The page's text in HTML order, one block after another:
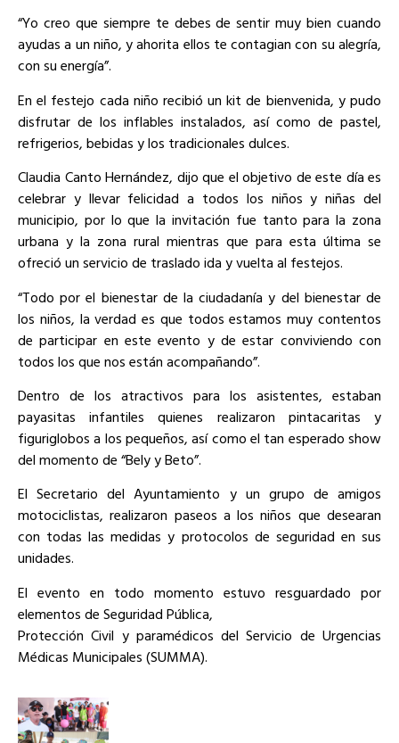
“Yo creo que siempre te debes de sentir muy bien cuando
ayudas a un niño, y ahorita ellos te contagian con su alegría,
con su energía”.
En el festejo cada niño recibió un kit de bienvenida, y pudo
disfrutar de los inflables instalados, así como de pastel,
refrigerios, bebidas y los tradicionales dulces.
Claudia Canto Hernández, dijo que el objetivo de este día es
celebrar y llevar felicidad a todos los niños y niñas del
municipio, por lo que la invitación fue tanto para la zona
urbana y la zona rural mientras que para esta última se
ofreció un servicio de traslado ida y vuelta al festejos.
“Todo por el bienestar de la ciudadanía y del bienestar de
los niños, la verdad es que todos estamos muy contentos
de participar en este evento y de estar conviviendo con
todos los que nos están acompañando”.
Dentro de los atractivos para los asistentes, estaban
payasitas infantiles quienes realizaron pintacaritas y
figuriglobos a los pequeños, así como el tan esperado show
del momento de “Bely y Beto”.
El Secretario del Ayuntamiento y un grupo de amigos
motociclistas, realizaron paseos a los niños que desearan
con todas las medidas y protocolos de seguridad en sus
unidades.
El evento en todo momento estuvo resguardado por
elementos de Seguridad Pública,
Protección Civil y paramédicos del Servicio de Urgencias
Médicas Municipales (SUMMA).